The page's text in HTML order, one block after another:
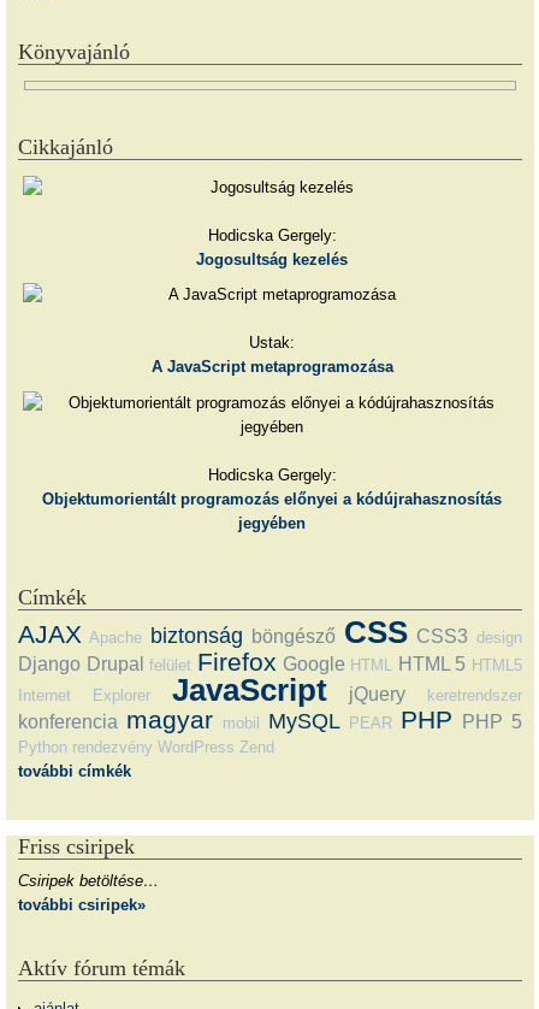
Könyvajánló
Cikkajánló
Hodicska Gergely:
Jogosultság kezelés
Ustak:
A JavaScript metaprogramozása
Hodicska Gergely:
Objektumorientált programozás előnyei a kódújrahasznosítás
jegyében
Címkék
AJAX Apache biztonság böngésző CSS CSS3 design
Django Drupal felület Firefox Google HTML HTML 5 HTML5
Internet Explorer
JavaScript jQuery keretrendszer
konferencia magyar mobil MySQL PEAR PHP PHP 5
Python rendezvény WordPress Zend
további címkék
Friss csiripek
Csiripek betöltése…
további csiripek»
Aktív fórum témák